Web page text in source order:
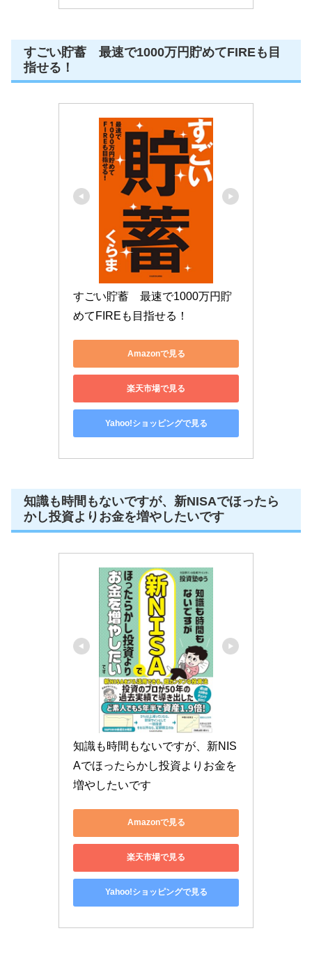
すごい貯蓄 最速で1000万円貯めてFIREも目
指せる！
すごい貯蓄　最速で1000万円貯
めてFIREも目指せる！
Amazonで見る
楽天市場で見る
Yahoo!ショッピングで見る
知識も時間もないですが、新NISAでほったら
かし投資よりお金を増やしたいです
知識も時間もないですが、新NIS
Aでほったらかし投資よりお金を
増やしたいです
Amazonで見る
楽天市場で見る
Yahoo!ショッピングで見る